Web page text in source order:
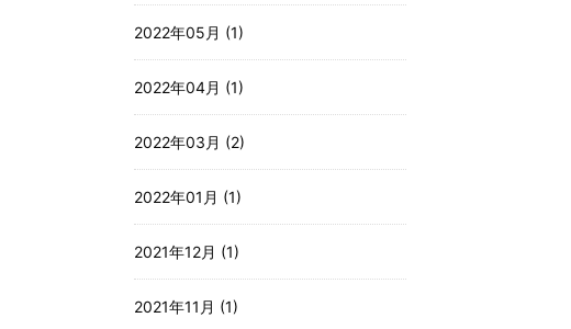
2022年05月 (1)
2022年04月 (1)
2022年03月 (2)
2022年01月 (1)
2021年12月 (1)
2021年11月 (1)